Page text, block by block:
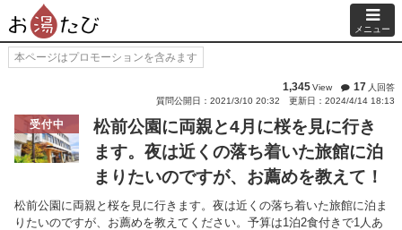
メニュー
本ページはプロモーションを含みます
1,345View 17 人回答
質問公開日：2021/3/10 20:32
更新日：2024/4/14 18:13
受付中
松前公園に両親と4月に桜を見に行き
ます。夜は近くの落ち着いた旅館に泊
まりたいのですが、お薦めを教えて！
松前公園に両親と桜を見に行きます。夜は近くの落ち着いた旅館に泊ま
りたいのですが、お薦めを教えてください。予算は1泊2食付きで1人あ